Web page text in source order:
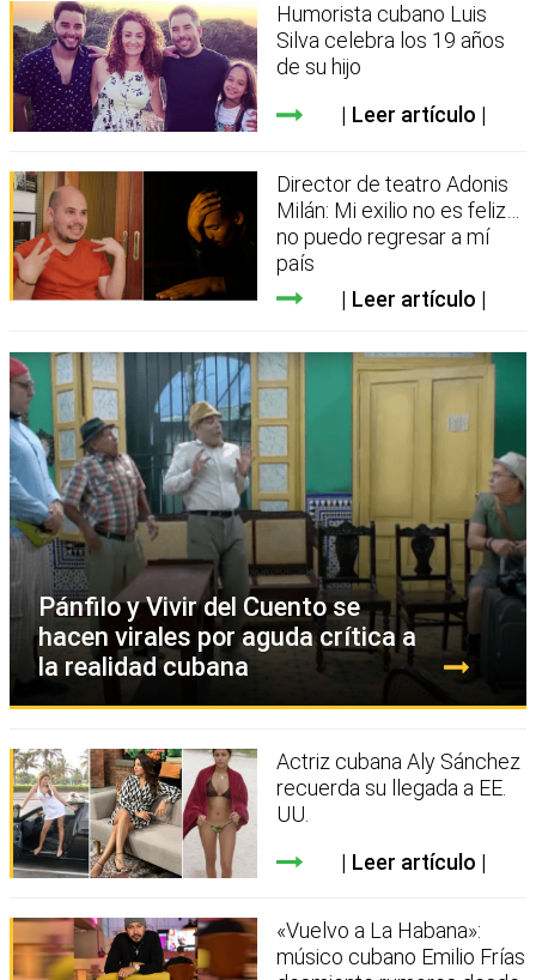
Humorista cubano Luis
Silva celebra los 19 años
de su hijo
Leer artículo
Director de teatro Adonis
Milán: Mi exilio no es feliz…
no puedo regresar a mí
país
Leer artículo
Pánfilo y Vivir del Cuento se
hacen virales por aguda crítica a
la realidad cubana
Actriz cubana Aly Sánchez
recuerda su llegada a EE.
UU.
Leer artículo
«Vuelvo a La Habana»:
músico cubano Emilio Frías